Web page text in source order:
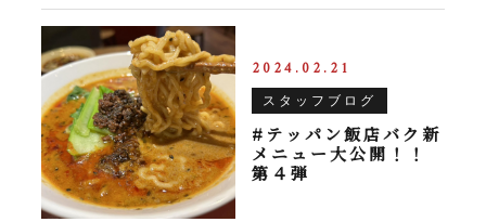
2024.02.21
スタッフブログ
#テッパン飯店バク新
メニュー大公開！！
第４弾